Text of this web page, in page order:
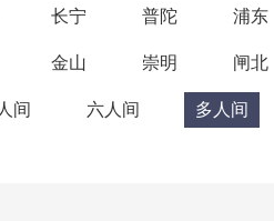
长宁 普陀 浦东
金山 崇明 闸北
间 六人间 多人间